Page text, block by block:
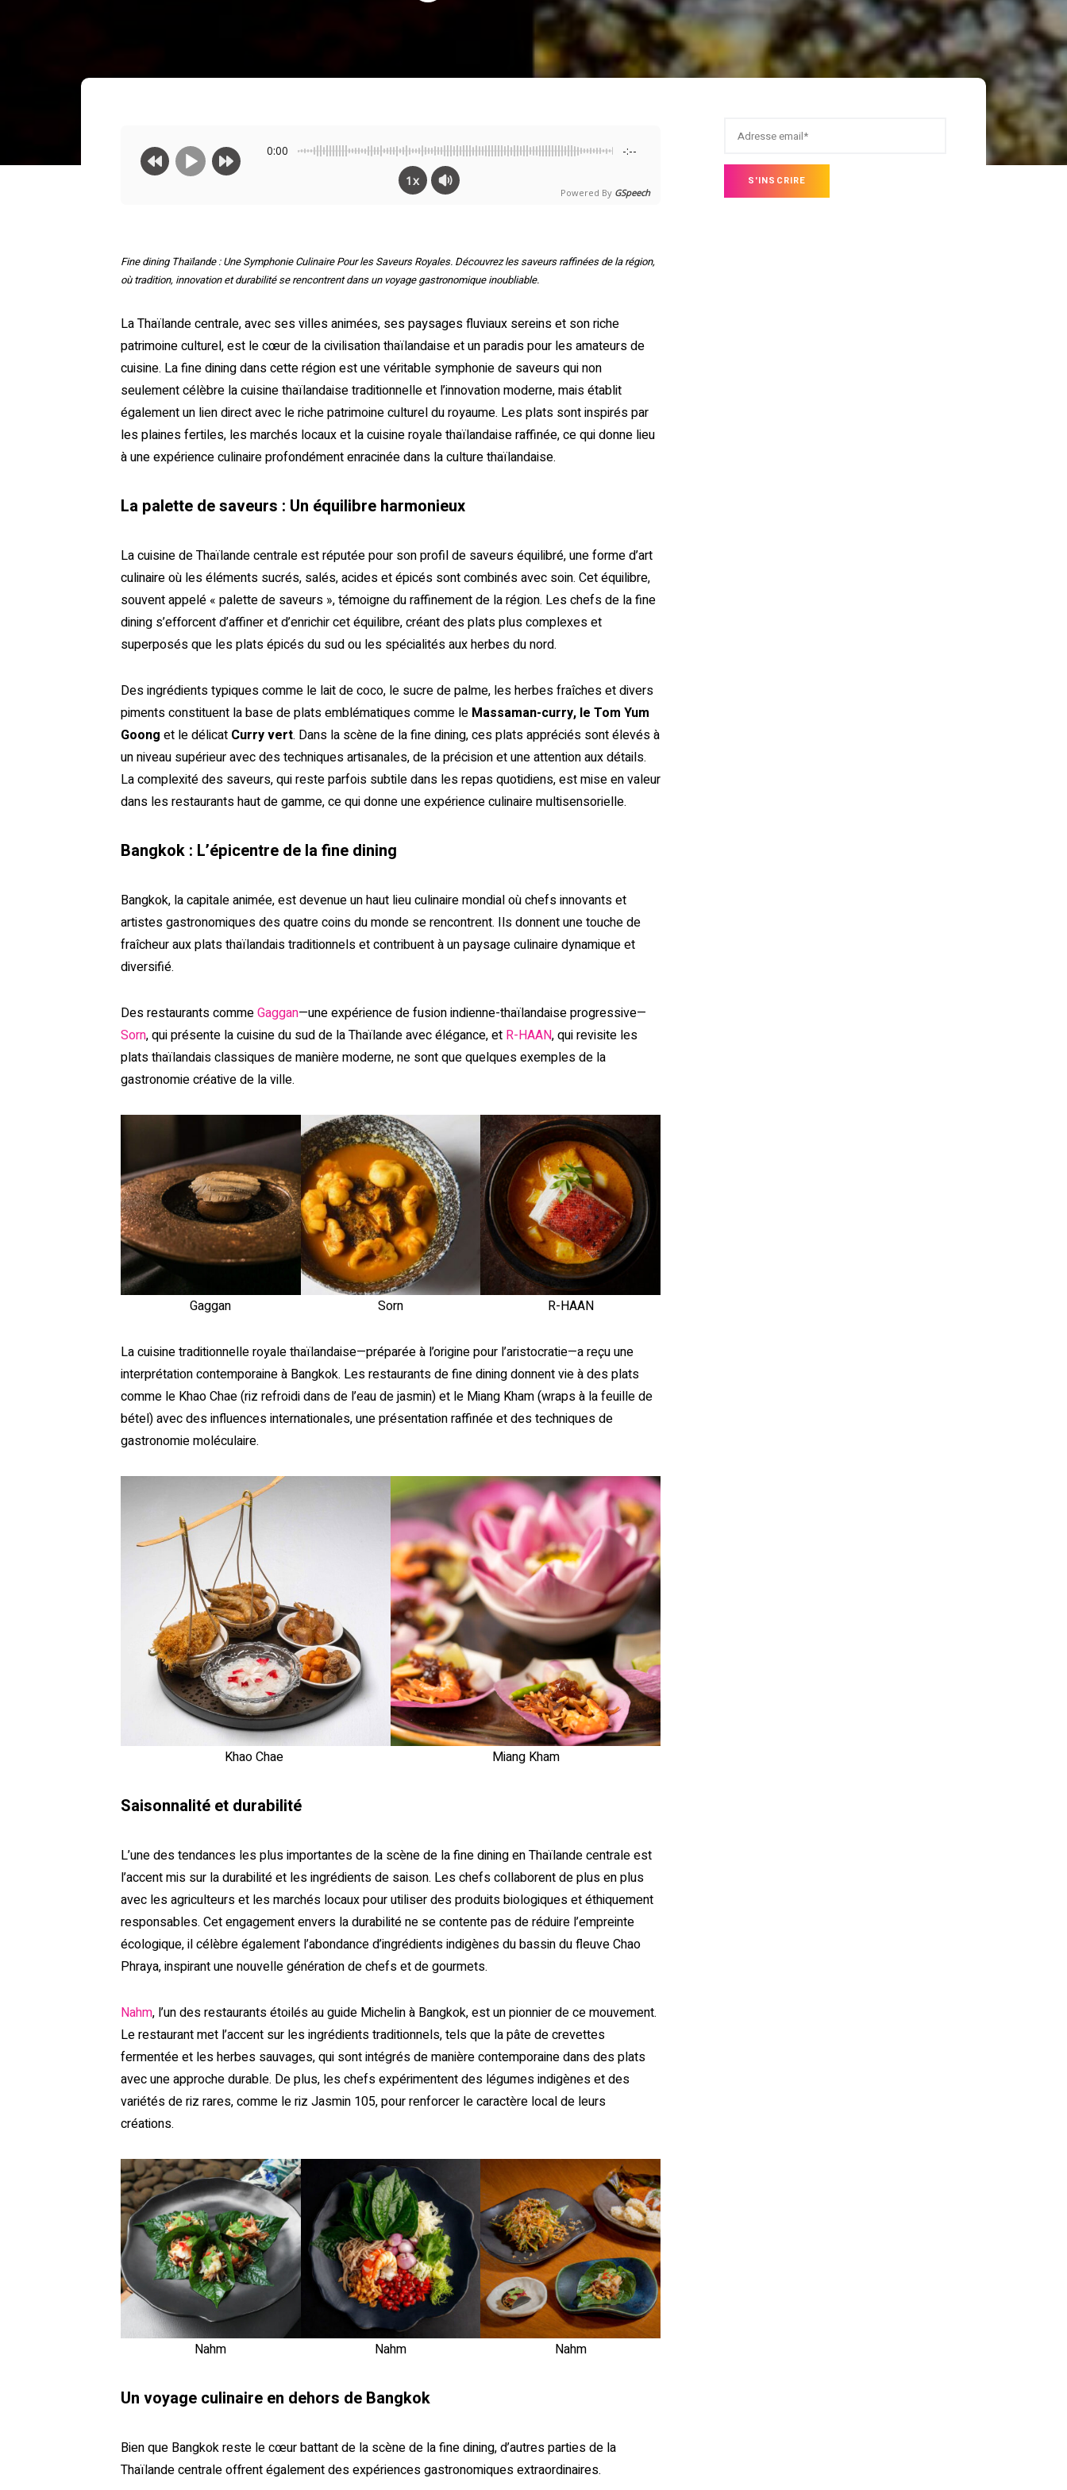
0:00 -:--
1x
Powered By GSpeech
Fine dining Thaïlande : Une Symphonie Culinaire Pour les Saveurs Royales. Découvrez les saveurs raffinées de la région,
où tradition, innovation et durabilité se rencontrent dans un voyage gastronomique inoubliable.
La Thaïlande centrale, avec ses villes animées, ses paysages fluviaux sereins et son riche
patrimoine culturel, est le cœur de la civilisation thaïlandaise et un paradis pour les amateurs de
cuisine. La fine dining dans cette région est une véritable symphonie de saveurs qui non
seulement célèbre la cuisine thaïlandaise traditionnelle et l’innovation moderne, mais établit
également un lien direct avec le riche patrimoine culturel du royaume. Les plats sont inspirés par
les plaines fertiles, les marchés locaux et la cuisine royale thaïlandaise raffinée, ce qui donne lieu
à une expérience culinaire profondément enracinée dans la culture thaïlandaise.
La palette de saveurs : Un équilibre harmonieux
La cuisine de Thaïlande centrale est réputée pour son profil de saveurs équilibré, une forme d’art
culinaire où les éléments sucrés, salés, acides et épicés sont combinés avec soin. Cet équilibre,
souvent appelé « palette de saveurs », témoigne du raffinement de la région. Les chefs de la fine
dining s’efforcent d’affiner et d’enrichir cet équilibre, créant des plats plus complexes et
superposés que les plats épicés du sud ou les spécialités aux herbes du nord.
Des ingrédients typiques comme le lait de coco, le sucre de palme, les herbes fraîches et divers
piments constituent la base de plats emblématiques comme le Massaman-curry, le Tom Yum
Goong et le délicat Curry vert. Dans la scène de la fine dining, ces plats appréciés sont élevés à
un niveau supérieur avec des techniques artisanales, de la précision et une attention aux détails.
La complexité des saveurs, qui reste parfois subtile dans les repas quotidiens, est mise en valeur
dans les restaurants haut de gamme, ce qui donne une expérience culinaire multisensorielle.
Bangkok : L’épicentre de la fine dining
Bangkok, la capitale animée, est devenue un haut lieu culinaire mondial où chefs innovants et
artistes gastronomiques des quatre coins du monde se rencontrent. Ils donnent une touche de
fraîcheur aux plats thaïlandais traditionnels et contribuent à un paysage culinaire dynamique et
diversifié.
Des restaurants commeGaggan—une expérience de fusion indienne-thaïlandaise progressive—
Sorn, qui présente la cuisine du sud de la Thaïlande avec élégance, et R-HAAN, qui revisite les
plats thaïlandais classiques de manière moderne, ne sont que quelques exemples de la
gastronomie créative de la ville.
Gaggan Sorn R-HAAN
La cuisine traditionnelle royale thaïlandaise—préparée à l’origine pour l’aristocratie—a reçu une
interprétation contemporaine à Bangkok. Les restaurants de fine dining donnent vie à des plats
comme le Khao Chae (riz refroidi dans de l’eau de jasmin) et le Miang Kham (wraps à la feuille de
bétel) avec des influences internationales, une présentation raffinée et des techniques de
gastronomie moléculaire.
Khao Chae Miang Kham
Saisonnalité et durabilité
L’une des tendances les plus importantes de la scène de la fine dining en Thaïlande centrale est
l’accent mis sur la durabilité et les ingrédients de saison. Les chefs collaborent de plus en plus
avec les agriculteurs et les marchés locaux pour utiliser des produits biologiques et éthiquement
responsables. Cet engagement envers la durabilité ne se contente pas de réduire l’empreinte
écologique, il célèbre également l’abondance d’ingrédients indigènes du bassin du fleuve Chao
Phraya, inspirant une nouvelle génération de chefs et de gourmets.
Nahm, l’un des restaurants étoilés au guide Michelin à Bangkok, est un pionnier de ce mouvement.
Le restaurant met l’accent sur les ingrédients traditionnels, tels que la pâte de crevettes
fermentée et les herbes sauvages, qui sont intégrés de manière contemporaine dans des plats
avec une approche durable. De plus, les chefs expérimentent des légumes indigènes et des
variétés de riz rares, comme le riz Jasmin 105, pour renforcer le caractère local de leurs
créations.
Nahm Nahm Nahm
Un voyage culinaire en dehors de Bangkok
Bien que Bangkok reste le cœur battant de la scène de la fine dining, d’autres parties de la
Thaïlande centrale offrent également des expériences gastronomiques extraordinaires.
Ne manquez rien de nouveau